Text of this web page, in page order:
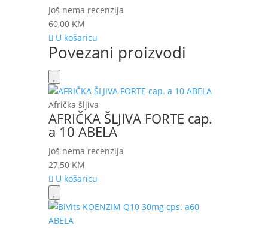
Još nema recenzija
60,00 KM
U košaricu
Povezani proizvodi
Afrička šljiva
AFRIČKA ŠLJIVA FORTE cap.
a 10 ABELA
Još nema recenzija
27,50 KM
U košaricu